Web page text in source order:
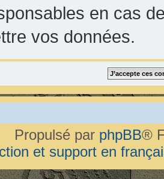
en cas
vos données.
Propulsé par phpBB®
et support en